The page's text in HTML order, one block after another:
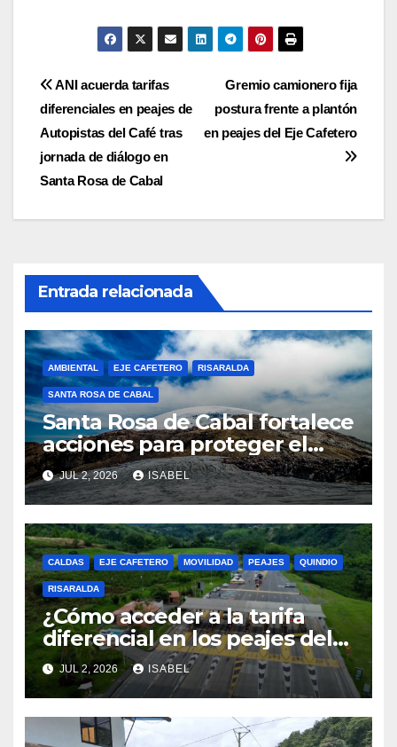
Navegación
de
entradas
Gremio camionero fija
postura frente a plantón
en peajes del Eje Cafetero
ANI acuerda tarifas
diferenciales en peajes de
Autopistas del Café tras
jornada de diálogo en
Santa Rosa de Cabal
Entrada relacionada
AMBIENTAL EJE CAFETERO RISARALDA
SANTA ROSA DE CABAL
Santa Rosa de Cabal fortalece
acciones para proteger el
Parque Los Nevados durante
el fenómeno de El Niño
JUL 2, 2026 ISABEL
CALDAS EJE CAFETERO MOVILIDAD PEAJES QUINDIO
RISARALDA
¿Cómo acceder a la tarifa
diferencial en los peajes del
Eje Cafetero? Conozca los
requisitos y cómo inscribirse
JUL 2, 2026 ISABEL